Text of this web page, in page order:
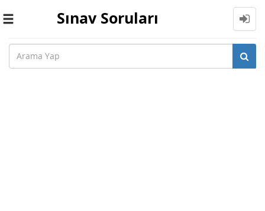
Toggle
Sınav Soruları